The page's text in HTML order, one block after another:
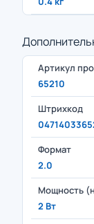
Артикул
65210
Штрихкод
Формат
2.0
Мощность
2 Вт